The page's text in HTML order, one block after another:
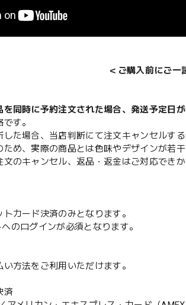
＜ご購入前にご一
を同時に予約注文された場合、発送予定日
す。
した場合、当店判断にて注文キャンセルする
ため、実際の商品とは色味やデザインが若
文のキャンセル、返品・返金はご対応できか
カード決済のみとなります。
のログインが必須となります。
方法をご利用いただけます。
済